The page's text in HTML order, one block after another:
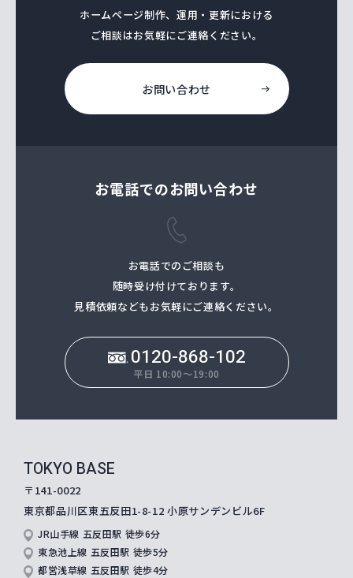
ホームページ制作、運⽤・更新における
ご相談はお気軽にご連絡ください。
お問い合わせ
お電話でのお問い合わせ
お電話でのご相談も
随時受け付けております。
⾒積依頼などもお気軽にご連絡ください。
0120-868-102
平日 10:00～19:00
TOKYO BASE
〒141-0022
東京都品川区東五反田1-8-12小原サンデンビル6F
JR山手線 五反田駅 徒歩6分
東急池上線 五反田駅 徒歩5分
都営浅草線 五反田駅 徒歩4分